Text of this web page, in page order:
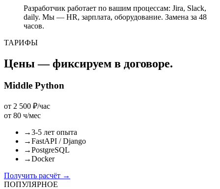
Разработчик работает по вашим процессам: Jira, Slack,
daily. Мы — HR, зарплата, оборудование. Замена за 48
часов.
ТАРИФЫ
Цены — фиксируем в договоре.
Middle Python
от 2 500 ₽/час
от 80 ч/мес
→3-5 лет опыта
→FastAPI / Django
→PostgreSQL
→Docker
Получить расчёт →
ПОПУЛЯРНОЕ